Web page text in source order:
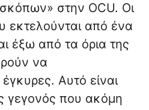
στην OCU. Οι
εκτελούνται από ένα
έξω από τα όρια της
να
Αυτό είναι
γεγονός που ακόμη